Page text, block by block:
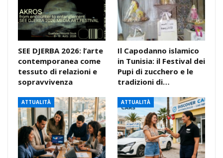
SEE DJERBA 2026: l’arte
contemporanea come
tessuto di relazioni e
sopravvivenza
Il Capodanno islamico
in Tunisia: il Festival dei
Pupi di zucchero e le
tradizioni di…
ATTUALITÀ ATTUALITÀ